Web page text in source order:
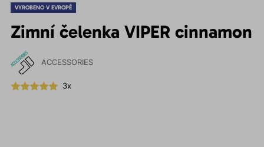
VYROBENO V EVROPĚ
Zimní čelenka VIPER cinnamon
ACCESSORIES
3x